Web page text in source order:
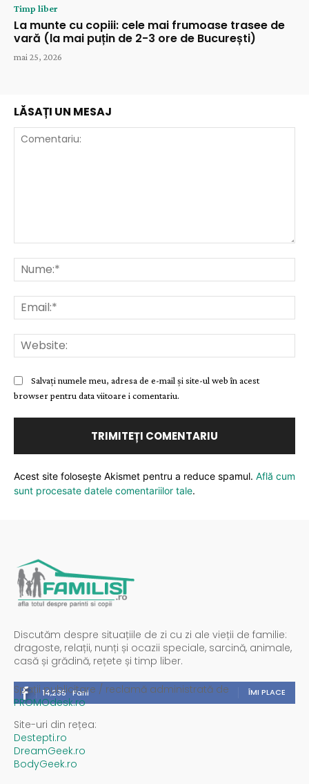
Timp liber
La munte cu copiii: cele mai frumoase trasee de
vară (la mai puțin de 2-3 ore de București)
mai 25, 2026
LĂSAȚI UN MESAJ
Salvați numele meu, adresa de e-mail și site-ul web în acest
browser pentru data viitoare i comentariu.
Acest site folosește Akismet pentru a reduce spamul. Află cum
sunt procesate datele comentariilor tale.
Discutăm despre situațiile de zi cu zi ale vieții de familie:
dragoste, relații, nunți și ocazii speciale, sarcină, animale,
casă și grădină, rețete și timp liber.
14,235 Fani ÎMI PLACE
Spații publicitare / reclamă administrată de
PROMOdesk.ro
Site-uri din rețea:
Destepti.ro
DreamGeek.ro
BodyGeek.ro